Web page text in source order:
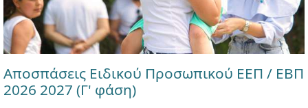
Αποσπάσεις Ειδικού Προσωπικού ΕΕΠ / ΕΒΠ
2026 2027 (Γ' φάση)